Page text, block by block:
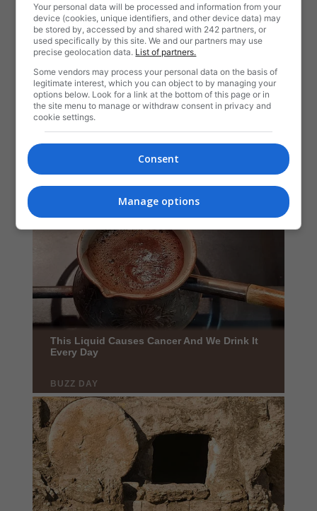
Your personal data will be processed and information from your
device (cookies, unique identifiers, and other device data) may
be stored by, accessed by and shared with 242 partners, or
used specifically by this site. We and our partners may use
precise geolocation data. List of partners.
Some vendors may process your personal data on the basis of
legitimate interest, which you can object to by managing your
options below. Look for a link at the bottom of this page or in
the site menu to manage or withdraw consent in privacy and
cookie settings.
Consent
Manage options